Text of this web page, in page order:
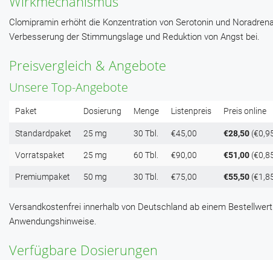
Clomipramin erhöht die Konzentration von Serotonin und
Verbesserung der Stimmungslage und Reduktion von Angst bei.
Preisvergleich & Angebote
Unsere Top-Angebote
Paket Dosierung Menge Listenpreis Preis online
Standardpaket 25 mg 30 Tbl. €45,00 €28,50
Vorratspaket 25 mg 60 Tbl. €90,00 €51,00
Premiumpaket 50 mg 30 Tbl. €75,00 €55,50
Versandkostenfrei innerhalb von Deutschland ab einem
Anwendungshinweise.
Verfügbare Dosierungen